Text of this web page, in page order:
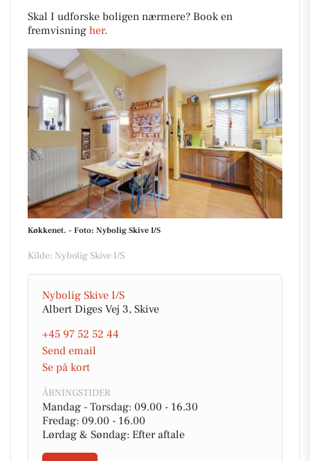
Skal I udforske boligen nærmere? Book en
fremvisning her.
Køkkenet. - Foto: Nybolig Skive I/S
Kilde: Nybolig Skive I/S
Nybolig Skive I/S
Albert Diges Vej 3, Skive
+45 97 52 52 44
Send email
Se på kort
ÅBNINGSTIDER
Mandag - Torsdag: 09.00 - 16.30
Fredag: 09.00 - 16.00
Lørdag & Søndag: Efter aftale